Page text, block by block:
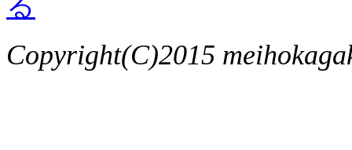
Copyright(C)2015